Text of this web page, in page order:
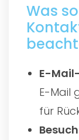
Was
E-
E-Mail
für